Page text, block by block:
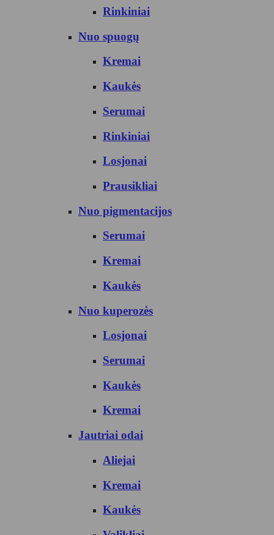
Rinkiniai
Nuo spuogų
Kremai
Kaukės
Serumai
Rinkiniai
Losjonai
Prausikliai
Nuo pigmentacijos
Serumai
Kremai
Kaukės
Nuo kuperozės
Losjonai
Serumai
Kaukės
Kremai
Jautriai odai
Aliejai
Kremai
Kaukės